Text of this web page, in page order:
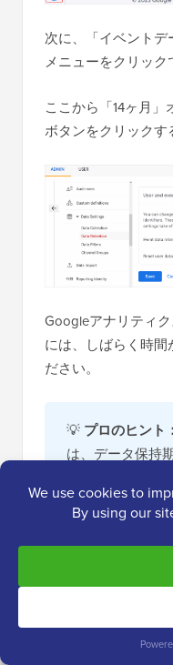
次に、「イベント
メニューをクリック
ここから「14ヶ月」
ボタンをクリックす
Googleアナリティ
には、しばらく時間
ださい。
💡 プロのヒント：
は、データ保持
した場合でも、
規則は引き続き
そのため、トラ
同意を得る必要
ライバシーポリ
します。